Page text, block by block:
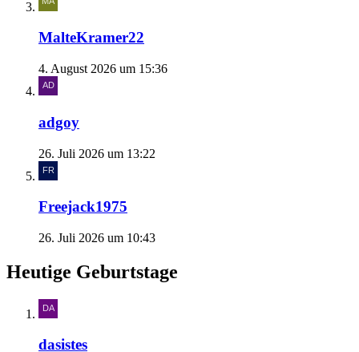
MalteKramer22
4. August 2026 um 15:36
adgoy
26. Juli 2026 um 13:22
Freejack1975
26. Juli 2026 um 10:43
Heutige Geburtstage
dasistes